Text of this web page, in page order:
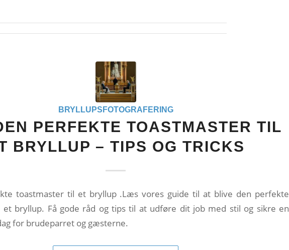
BRYLLUPSFOTOGRAFERING
PERFEKTE TOASTMASTER TIL
BRYLLUP – TIPS OG TRICKS
toastmaster til et bryllup .Læs vores guide til at blive den perfekte
et bryllup. Få gode råd og tips til at udføre dit job med stil og sikre en
for brudeparret og gæsterne.